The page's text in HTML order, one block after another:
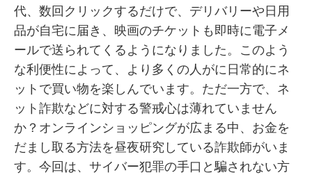
代、数回クリックするだけで、デリバリーや日用
品が自宅に届き、映画のチケットも即時に電子メ
ールで送られてくるようになりました。このよう
な利便性によって、より多くの人がに日常的にネ
ットで買い物を楽しんでいます。ただ一方で、ネ
ット詐欺などに対する警戒心は薄れていません
か？オンラインショッピングが広まる中、お金を
だまし取る方法を昼夜研究している詐欺師がいま
す。今回は、サイバー犯罪の手口と騙されない方